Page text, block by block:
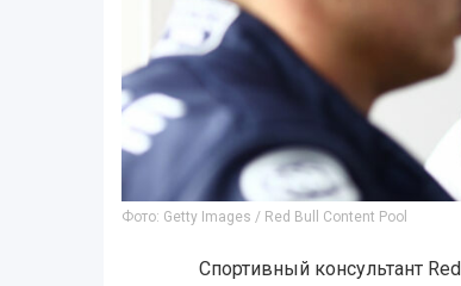
Фото: Getty Images / Red Bull Content Pool
Спортивный консультант